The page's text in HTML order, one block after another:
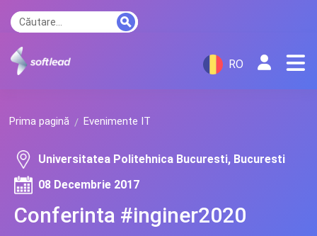
RO
Prima pagină Evenimente IT
Conferinta #inginer2020
Universitatea Politehnica Bucuresti, Bucuresti
08 Decembrie 2017